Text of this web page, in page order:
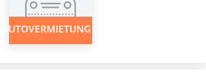
AUTOVERMIETUNG